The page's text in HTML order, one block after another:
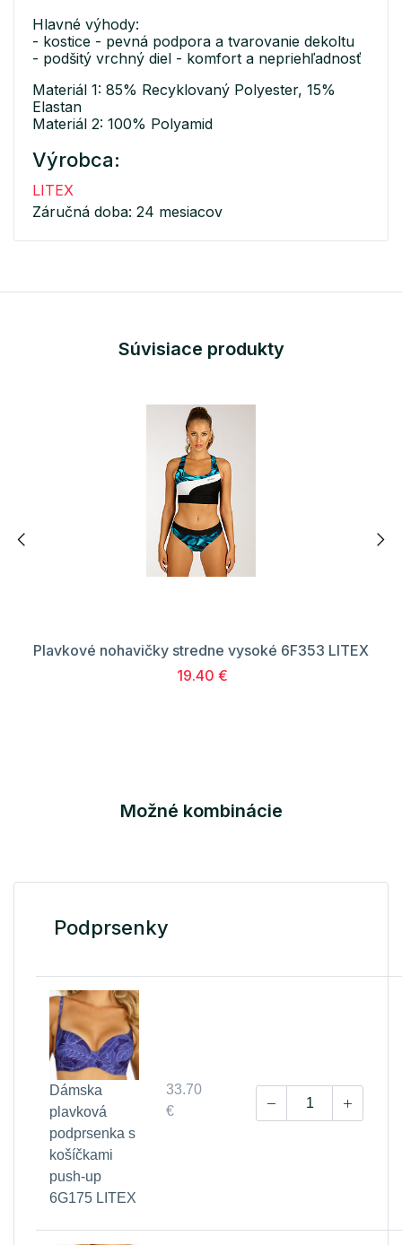
Hlavné výhody:
- kostice - pevná podpora a tvarovanie dekoltu
- podšitý vrchný diel - komfort a nepriehľadnosť
Materiál 1: 85% Recyklovaný Polyester, 15%
Elastan
Materiál 2: 100% Polyamid
Výrobca:
LITEX
Záručná doba: 24 mesiacov
Súvisiace produkty
Plavkové nohavičky stredne vysoké 6F353 LITEX
19.40 €
Možné kombinácie
Podprsenky
Dámska
plavková
podprsenka s
košíčkami
push-up
6G175 LITEX
33.70
€